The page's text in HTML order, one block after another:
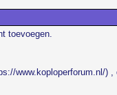
toevoegen.
www.koploperforum.nl/